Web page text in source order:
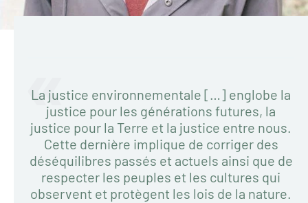
La justice environnementale […] englobe la
justice pour les générations futures, la
justice pour la Terre et la justice entre nous.
Cette dernière implique de corriger des
déséquilibres passés et actuels ainsi que de
respecter les peuples et les cultures qui
observent et protègent les lois de la nature.